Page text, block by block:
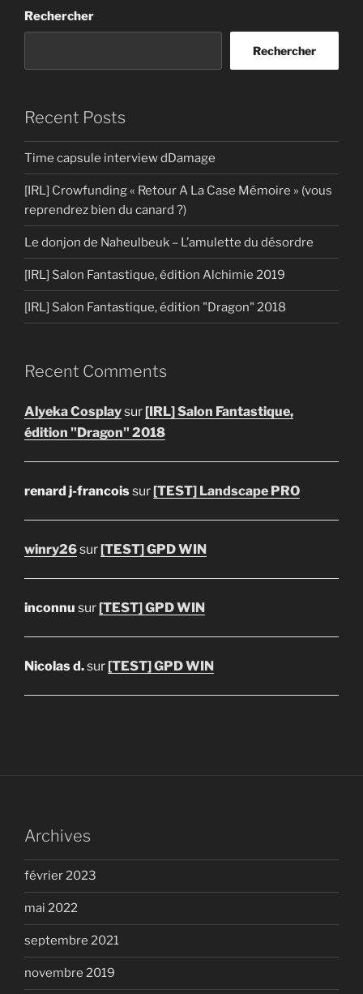
Rechercher
Rechercher
Recent Posts
Time capsule interview dDamage
[IRL] Crowfunding « Retour A La Case Mémoire » (vous
reprendrez bien du canard ?)
Le donjon de Naheulbeuk – L’amulette du désordre
[IRL] Salon Fantastique, édition Alchimie 2019
[IRL] Salon Fantastique, édition "Dragon" 2018
Recent Comments
Alyeka Cosplaysur[IRL] Salon Fantastique,
édition "Dragon" 2018
renard j-francoissur[TEST] Landscape PRO
winry26sur[TEST] GPD WIN
inconnu sur[TEST] GPD WIN
Nicolas d.sur[TEST] GPD WIN
Archives
février 2023
mai 2022
septembre 2021
novembre 2019